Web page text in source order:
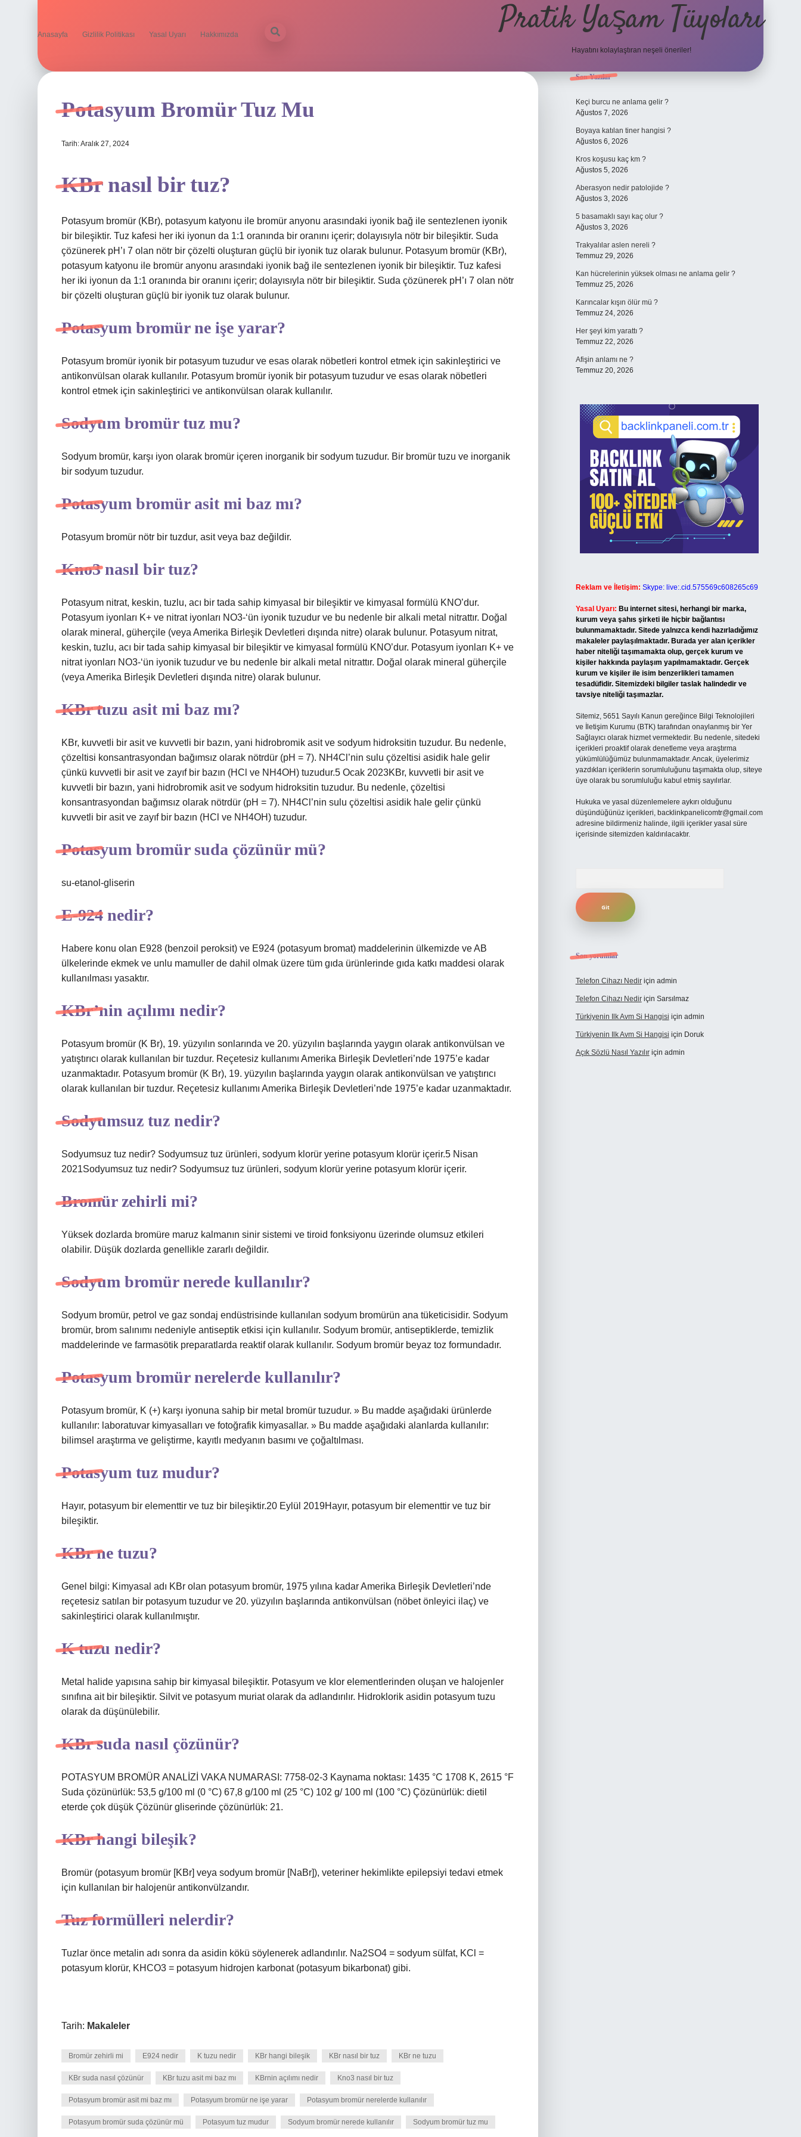
Anasayfa Gizlilik Politikası Yasal Uyarı Hakkımızda Pratik Yaşam Tüyoları
Hayatını kolaylaştıran neşeli öneriler!
Potasyum Bromür Tuz Mu
Tarih: Aralık 27, 2024
KBr nasıl bir tuz?
Potasyum bromür (KBr), potasyum katyonu ile bromür anyonu arasındaki iyonik bağ ile sentezlenen iyonik
bir bileşiktir. Tuz kafesi her iki iyonun da 1:1 oranında bir oranını içerir; dolayısıyla nötr bir bileşiktir. Suda
çözünerek pH’ı 7 olan nötr bir çözelti oluşturan güçlü bir iyonik tuz olarak bulunur. Potasyum bromür (KBr),
potasyum katyonu ile bromür anyonu arasındaki iyonik bağ ile sentezlenen iyonik bir bileşiktir. Tuz kafesi
her iki iyonun da 1:1 oranında bir oranını içerir; dolayısıyla nötr bir bileşiktir. Suda çözünerek pH’ı 7 olan nötr
bir çözelti oluşturan güçlü bir iyonik tuz olarak bulunur.
Potasyum bromür ne işe yarar?
Potasyum bromür iyonik bir potasyum tuzudur ve esas olarak nöbetleri kontrol etmek için sakinleştirici ve
antikonvülsan olarak kullanılır. Potasyum bromür iyonik bir potasyum tuzudur ve esas olarak nöbetleri
kontrol etmek için sakinleştirici ve antikonvülsan olarak kullanılır.
Sodyum bromür tuz mu?
Sodyum bromür, karşı iyon olarak bromür içeren inorganik bir sodyum tuzudur. Bir bromür tuzu ve inorganik
bir sodyum tuzudur.
Potasyum bromür asit mi baz mı?
Potasyum bromür nötr bir tuzdur, asit veya baz değildir.
Kno3 nasıl bir tuz?
Potasyum nitrat, keskin, tuzlu, acı bir tada sahip kimyasal bir bileşiktir ve kimyasal formülü KNO’dur.
Potasyum iyonları K+ ve nitrat iyonları NO3-‘ün iyonik tuzudur ve bu nedenle bir alkali metal nitrattır. Doğal
olarak mineral, güherçile (veya Amerika Birleşik Devletleri dışında nitre) olarak bulunur. Potasyum nitrat,
keskin, tuzlu, acı bir tada sahip kimyasal bir bileşiktir ve kimyasal formülü KNO’dur. Potasyum iyonları K+ ve
nitrat iyonları NO3-‘ün iyonik tuzudur ve bu nedenle bir alkali metal nitrattır. Doğal olarak mineral güherçile
(veya Amerika Birleşik Devletleri dışında nitre) olarak bulunur.
KBr tuzu asit mi baz mı?
KBr, kuvvetli bir asit ve kuvvetli bir bazın, yani hidrobromik asit ve sodyum hidroksitin tuzudur. Bu nedenle,
çözeltisi konsantrasyondan bağımsız olarak nötrdür (pH = 7). NH4Cl’nin sulu çözeltisi asidik hale gelir
çünkü kuvvetli bir asit ve zayıf bir bazın (HCl ve NH4OH) tuzudur.5 Ocak 2023KBr, kuvvetli bir asit ve
kuvvetli bir bazın, yani hidrobromik asit ve sodyum hidroksitin tuzudur. Bu nedenle, çözeltisi
konsantrasyondan bağımsız olarak nötrdür (pH = 7). NH4Cl’nin sulu çözeltisi asidik hale gelir çünkü
kuvvetli bir asit ve zayıf bir bazın (HCl ve NH4OH) tuzudur.
Potasyum bromür suda çözünür mü?
su-etanol-gliserin
E-924 nedir?
Habere konu olan E928 (benzoil peroksit) ve E924 (potasyum bromat) maddelerinin ülkemizde ve AB
ülkelerinde ekmek ve unlu mamuller de dahil olmak üzere tüm gıda ürünlerinde gıda katkı maddesi olarak
kullanılması yasaktır.
KBr’nin açılımı nedir?
Potasyum bromür (K Br), 19. yüzyılın sonlarında ve 20. yüzyılın başlarında yaygın olarak antikonvülsan ve
yatıştırıcı olarak kullanılan bir tuzdur. Reçetesiz kullanımı Amerika Birleşik Devletleri’nde 1975’e kadar
uzanmaktadır. Potasyum bromür (K Br), 19. yüzyılın başlarında yaygın olarak antikonvülsan ve yatıştırıcı
olarak kullanılan bir tuzdur. Reçetesiz kullanımı Amerika Birleşik Devletleri’nde 1975’e kadar uzanmaktadır.
Sodyumsuz tuz nedir?
Sodyumsuz tuz nedir? Sodyumsuz tuz ürünleri, sodyum klorür yerine potasyum klorür içerir.5 Nisan
2021Sodyumsuz tuz nedir? Sodyumsuz tuz ürünleri, sodyum klorür yerine potasyum klorür içerir.
Bromür zehirli mi?
Yüksek dozlarda bromüre maruz kalmanın sinir sistemi ve tiroid fonksiyonu üzerinde olumsuz etkileri
olabilir. Düşük dozlarda genellikle zararlı değildir.
Sodyum bromür nerede kullanılır?
Sodyum bromür, petrol ve gaz sondaj endüstrisinde kullanılan sodyum bromürün ana tüketicisidir. Sodyum
bromür, brom salınımı nedeniyle antiseptik etkisi için kullanılır. Sodyum bromür, antiseptiklerde, temizlik
maddelerinde ve farmasötik preparatlarda reaktif olarak kullanılır. Sodyum bromür beyaz toz formundadır.
Potasyum bromür nerelerde kullanılır?
Potasyum bromür, K (+) karşı iyonuna sahip bir metal bromür tuzudur. » Bu madde aşağıdaki ürünlerde
kullanılır: laboratuvar kimyasalları ve fotoğrafik kimyasallar. » Bu madde aşağıdaki alanlarda kullanılır:
bilimsel araştırma ve geliştirme, kayıtlı medyanın basımı ve çoğaltılması.
Potasyum tuz mudur?
Hayır, potasyum bir elementtir ve tuz bir bileşiktir.20 Eylül 2019Hayır, potasyum bir elementtir ve tuz bir
bileşiktir.
KBr ne tuzu?
Genel bilgi: Kimyasal adı KBr olan potasyum bromür, 1975 yılına kadar Amerika Birleşik Devletleri’nde
reçetesiz satılan bir potasyum tuzudur ve 20. yüzyılın başlarında antikonvülsan (nöbet önleyici ilaç) ve
sakinleştirici olarak kullanılmıştır.
K tuzu nedir?
Metal halide yapısına sahip bir kimyasal bileşiktir. Potasyum ve klor elementlerinden oluşan ve halojenler
sınıfına ait bir bileşiktir. Silvit ve potasyum muriat olarak da adlandırılır. Hidroklorik asidin potasyum tuzu
olarak da düşünülebilir.
KBr suda nasıl çözünür?
POTASYUM BROMÜR ANALİZİ VAKA NUMARASI: 7758-02-3 Kaynama noktası: 1435 °C 1708 K, 2615 °F
Suda çözünürlük: 53,5 g/100 ml (0 °C) 67,8 g/100 ml (25 °C) 102 g/ 100 ml (100 °C) Çözünürlük: dietil
eterde çok düşük Çözünür gliserinde çözünürlük: 21.
KBr hangi bileşik?
Bromür (potasyum bromür [KBr] veya sodyum bromür [NaBr]), veteriner hekimlikte epilepsiyi tedavi etmek
için kullanılan bir halojenür antikonvülzandır.
Tuz formülleri nelerdir?
Tuzlar önce metalin adı sonra da asidin kökü söylenerek adlandırılır. Na2SO4 = sodyum sülfat, KCl =
potasyum klorür, KHCO3 = potasyum hidrojen karbonat (potasyum bikarbonat) gibi.
Tarih: Makaleler
Bromür zehirli mi E924 nedir K tuzu nedir KBr hangi bileşik KBr nasıl bir tuz KBr ne tuzu
KBr suda nasıl çözünür KBr tuzu asit mi baz mı KBrnin açılımı nedir Kno3 nasıl bir tuz
Potasyum bromür asit mi baz mı Potasyum bromür ne işe yarar Potasyum bromür nerelerde kullanılır
Potasyum bromür suda çözünür mü Potasyum tuz mudur Sodyum bromür nerede kullanılır Sodyum bromür tuz mu
Sidebar
Son Yazılar
Keçi burcu ne anlama gelir ?
Ağustos 7, 2026
Boyaya katılan tiner hangisi ?
Ağustos 6, 2026
Kros koşusu kaç km ?
Ağustos 5, 2026
Aberasyon nedir patolojide ?
Ağustos 3, 2026
5 basamaklı sayı kaç olur ?
Ağustos 3, 2026
Trakyalılar aslen nereli ?
Temmuz 29, 2026
Kan hücrelerinin yüksek olması ne anlama gelir ?
Temmuz 25, 2026
Karıncalar kışın ölür mü ?
Temmuz 24, 2026
Her şeyi kim yarattı ?
Temmuz 22, 2026
Afişin anlamı ne ?
Temmuz 20, 2026
Reklam ve İletişim: Skype: live:.cid.575569c608265c69
Yasal Uyarı: Bu internet sitesi, herhangi bir marka,
kurum veya şahıs şirketi ile hiçbir bağlantısı
bulunmamaktadır. Sitede yalnızca kendi hazırladığımız
makaleler paylaşılmaktadır. Burada yer alan içerikler
haber niteliği taşımamakta olup, gerçek kurum ve
kişiler hakkında paylaşım yapılmamaktadır. Gerçek
kurum ve kişiler ile isim benzerlikleri tamamen
tesadüfidir. Sitemizdeki bilgiler taslak halindedir ve
tavsiye niteliği taşımazlar.
Sitemiz, 5651 Sayılı Kanun gereğince Bilgi Teknolojileri
ve İletişim Kurumu (BTK) tarafından onaylanmış bir Yer
Sağlayıcı olarak hizmet vermektedir. Bu nedenle, sitedeki
içerikleri proaktif olarak denetleme veya araştırma
yükümlülüğümüz bulunmamaktadır. Ancak, üyelerimiz
yazdıkları içeriklerin sorumluluğunu taşımakta olup, siteye
üye olarak bu sorumluluğu kabul etmiş sayılırlar.
Hukuka ve yasal düzenlemelere aykırı olduğunu
düşündüğünüz içerikleri, backlinkpanelicomtr@gmail.com
adresine bildirmeniz halinde, ilgili içerikler yasal süre
içerisinde sitemizden kaldırılacaktır.
Son yorumlar
Telefon Cihazı Nediriçin admin
Telefon Cihazı Nediriçin Sarsılmaz
Türkiyenin Ilk Avm Si Hangisi için admin
Türkiyenin Ilk Avm Si Hangisi için Doruk
Açık Sözlü Nasıl Yazılıriçin admin